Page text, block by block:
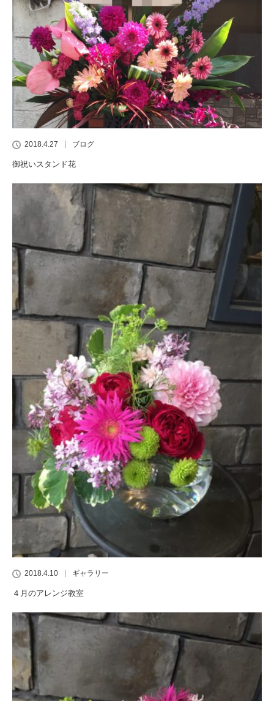
2018.4.27 ブログ
御祝いスタンド花
2018.4.10 ギャラリー
４月のアレンジ教室